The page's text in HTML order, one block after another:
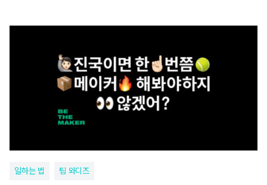
일하는 법 팀 와디즈